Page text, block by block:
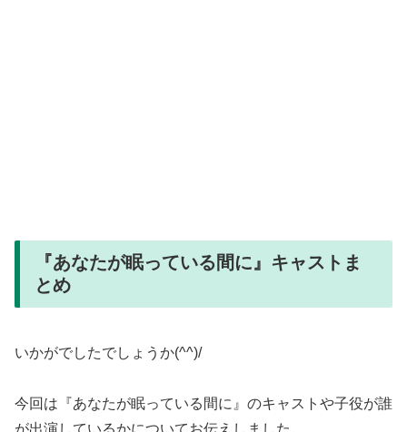
『あなたが眠っている間に』キャストま
とめ
いかがでしたでしょうか(^^)/
今回は『あなたが眠っている間に』のキャストや子役が誰